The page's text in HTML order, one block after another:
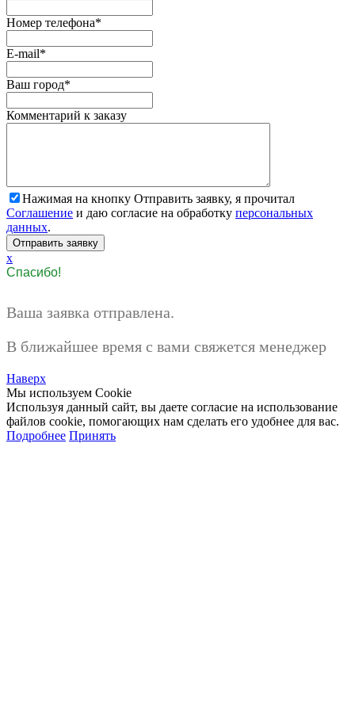
Номер телефона*
E-mail*
Ваш город*
Комментарий к заказу
Нажимая на кнопку Отправить заявку, я прочитал
Соглашение и даю согласие на обработку персональных
данных.
x
Спасибо!
Ваша заявка отправлена.
В ближайшее время с вами свяжется менеджер
Наверх
Мы используем Cookie
Используя данный сайт, вы даете согласие на использование
файлов cookie, помогающих нам сделать его удобнее для вас.
Подробнее Принять